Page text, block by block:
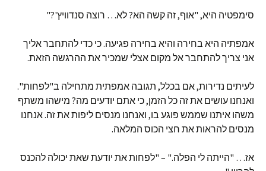
סימפטיה היא, "אוף, זה קשה הא? לא… רוצה סנדוויץ'?"
אמפתיה היא בחירה והיא בחירה פגיעה. כי כדי להתחבר אליך
אני צריך להתחבר אל מקום אצלי שמכיר את ההרגשה הזאת.
לעיתים נדירות, אם בכלל, תגובה אמפתית מתחילה ב"לפחות".
ואנחנו עושים את זה כל הזמן, כי אתם יודעים מה? מישהו משתף
משהו איתנו שממש פוגע בו, ואנחנו מנסים ליפות את זה. אנחנו
מנסים להראות את חצי הכוס המלאה.
אז… "הייתה לי הפלה." – "לפחות את יודעת שאת יכולה להכנס